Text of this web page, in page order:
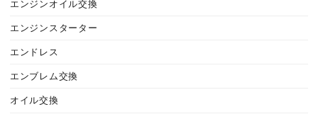
エンジンオイル交換
エンジンスターター
エンドレス
エンブレム交換
オイル交換